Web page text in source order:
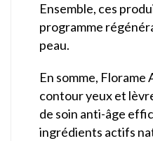
Ensemble, ces
programme
peau.
En somme, Florame
contour yeux et
de soin anti-âge
ingrédients actifs